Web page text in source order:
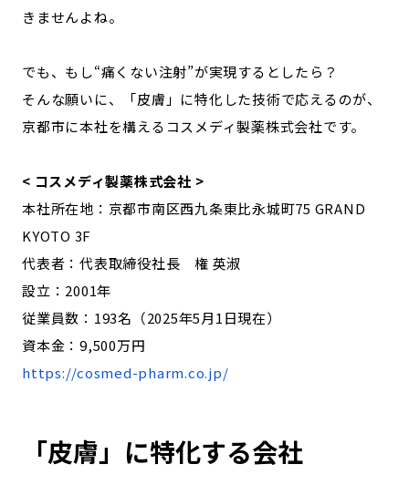
きませんよね。
でも、もし“痛くない注射”が実現するとしたら？
そんな願いに、「皮膚」に特化した技術で応えるのが、
京都市に本社を構えるコスメディ製薬株式会社です。
< コスメディ製薬株式会社 >
本社所在地：京都市南区西九条東比永城町75 GRAND
KYOTO 3F
代表者：代表取締役社長 権 英淑
設立：2001年
従業員数：193名（2025年5月1日現在）
資本金：9,500万円
https://cosmed-pharm.co.jp/
「皮膚」に特化する会社